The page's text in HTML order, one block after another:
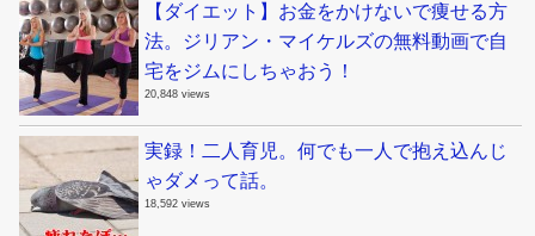
【ダイエット】お金をかけないで痩せる方
法。ジリアン・マイケルズの無料動画で自
宅をジムにしちゃおう！
20,848 views
実録！二人育児。何でも一人で抱え込んじ
ゃダメって話。
18,592 views